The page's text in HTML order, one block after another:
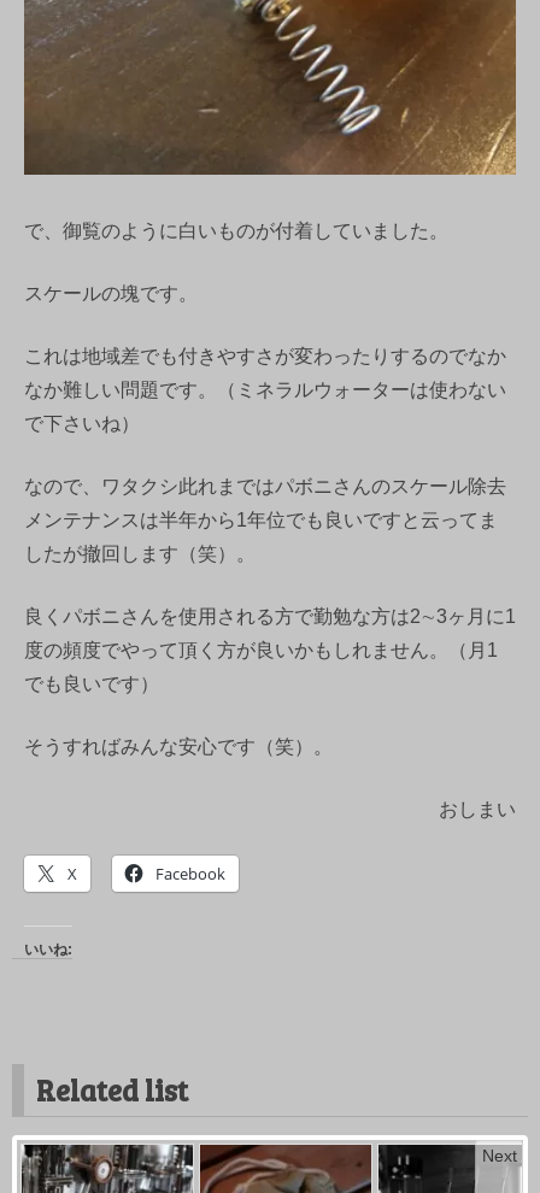
で、御覧のように白いものが付着していました。
スケールの塊です。
これは地域差でも付きやすさが変わったりするのでなか
なか難しい問題です。（ミネラルウォーターは使わない
で下さいね）
なので、ワタクシ此れまではパボニさんのスケール除去
メンテナンスは半年から1年位でも良いですと云ってま
したが撤回します（笑）。
良くパボニさんを使用される方で勤勉な方は2∼3ヶ月に1
度の頻度でやって頂く方が良いかもしれません。（月1
でも良いです）
そうすればみんな安心です（笑）。
おしまい
X Facebook
いいね:
Related list
Next